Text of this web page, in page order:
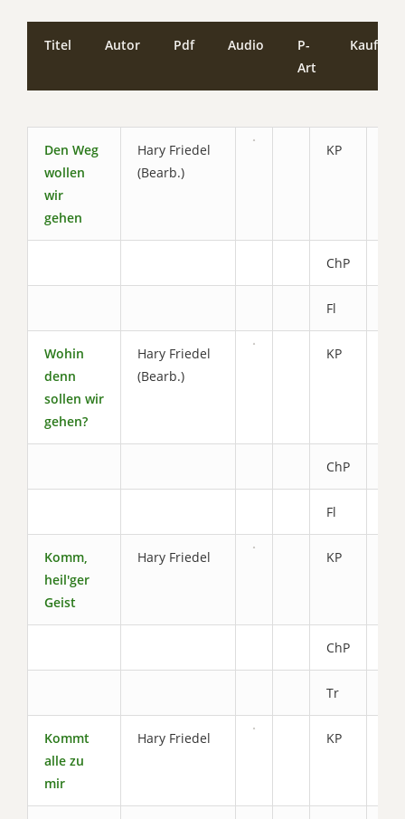
Titel Autor Pdf Audio
P-
Art
Kaufen
Den Weg
wollen
wir
gehen
Hary Friedel
(Bearb.)
KP
ChP
Fl
Wohin
denn
sollen wir
gehen?
Hary Friedel
(Bearb.)
KP
ChP
Fl
Komm,
heil'ger
Geist
Hary Friedel KP
ChP
Tr
Kommt
alle zu
mir
Hary Friedel KP